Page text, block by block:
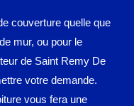
couverture quelle que
mur, ou pour le
de Saint Remy De
votre demande.
vous fera une